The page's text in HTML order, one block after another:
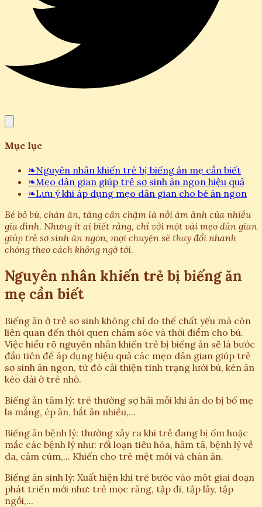
Mục lục
❧Nguyên nhân khiến trẻ bị biếng ăn mẹ cần biết
❧Mẹo dân gian giúp trẻ sơ sinh ăn ngon hiệu quả
❧Lưu ý khi áp dụng mẹo dân gian cho bé ăn ngon
Bé bỏ bú, chán ăn, tăng cân chậm là nỗi ám ảnh của nhiều
gia đình. Nhưng ít ai biết rằng, chỉ với một vài mẹo dân gian
giúp trẻ sơ sinh ăn ngon, mọi chuyện sẽ thay đổi nhanh
chóng theo cách không ngờ tới.
Nguyên nhân khiến trẻ bị biếng ăn
mẹ cần biết
Biếng ăn ở trẻ sơ sinh không chỉ do thể chất yếu mà còn
liên quan đến thói quen chăm sóc và thời điểm cho bú.
Việc hiểu rõ nguyên nhân khiến trẻ bị biếng ăn sẽ là bước
đầu tiên để áp dụng hiệu quả các mẹo dân gian giúp trẻ
sơ sinh ăn ngon, từ đó cải thiện tình trạng lười bú, kén ăn
kéo dài ở trẻ nhỏ.
Biếng ăn tâm lý: trẻ thường sợ hãi mỗi khi ăn do bị bố mẹ
la mắng, ép ăn, bắt ăn nhiều,...
Biếng ăn bệnh lý: thường xảy ra khi trẻ đang bị ốm hoặc
mắc các bệnh lý như: rối loạn tiêu hóa, hăm tã, bệnh lý về
da, cảm cúm,... Khiến cho trẻ mệt mỏi và chán ăn.
Biếng ăn sinh lý: Xuất hiện khi trẻ bước vào một giai đoạn
phát triển mới như: trẻ mọc răng, tập đi, tập lẫy, tập
ngồi,...